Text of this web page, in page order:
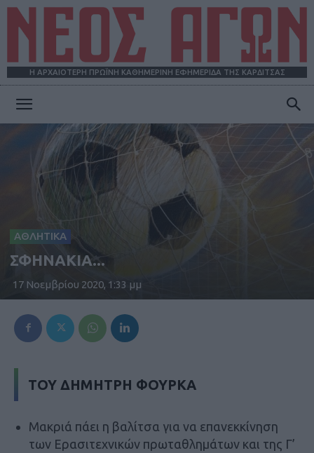
Η ΑΡΧΑΙΟΤΕΡΗ ΠΡΩΪΝΗ ΚΑΘΗΜΕΡΙΝΗ ΕΦΗΜΕΡΙΔΑ ΤΗΣ ΚΑΡΔΙΤΣΑΣ
ΑΘΛΗΤΙΚΑ
ΣΦΗΝΑΚΙΑ...
17 Νοεμβρίου 2020, 1:33 μμ
ΤΟΥ ΔΗΜΗΤΡΗ ΦΟΥΡΚΑ
Μακριά πάει η βαλίτσα για να επανεκκίνηση
των Ερασιτεχνικών πρωταθλημάτων και της Γ’